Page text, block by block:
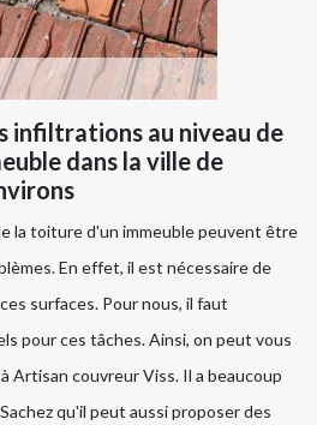
infiltrations au niveau de
dans la ville de
la toiture d'un immeuble peuvent être
En effet, il est nécessaire de
surfaces. Pour nous, il faut
pour ces tâches. Ainsi, on peut vous
Artisan couvreur Viss. Il a beaucoup
qu'il peut aussi proposer des